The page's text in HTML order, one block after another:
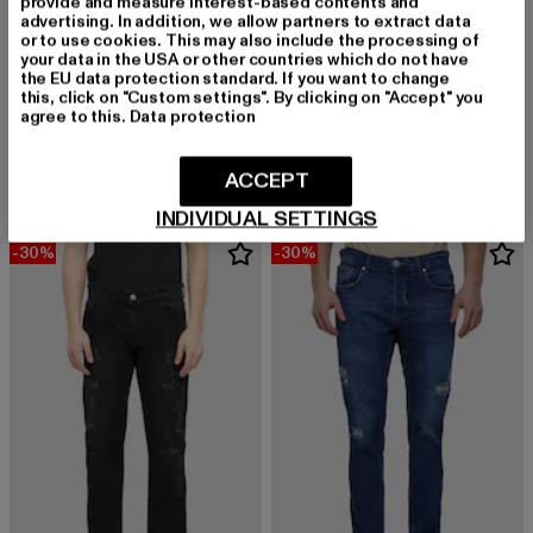
2Y PREMIUM
Tapered Fit
Derzeitiger Preis: 27,99 EURAktionspreis: 39,99 EUR
2Y PREMIUM
37,99 EUR
Derzeitiger Preis: 37,99 EUR
-30% -30%
advertising. In addition, we allow partners to extract data
or to use cookies. This may also include the processing of
your data in the USA or other countries which do not have
the EU data protection standard. If you want to change
this, click on "Custom settings". By clicking on "Accept" you
agree to this. Data protection
INDIVIDUAL SETTINGS
ACCEPT